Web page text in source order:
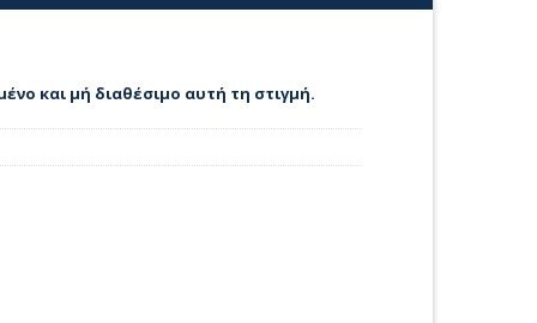
και μή διαθέσιμο αυτή τη στιγμή.